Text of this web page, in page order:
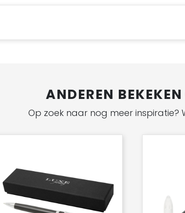
ANDEREN
Op zoek naar nog meer inspiratie?